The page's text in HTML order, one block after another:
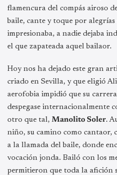
flamencura del compás airoso
baile, cante y toque por
impresionaba, a nadie dejaba
el que zapateada aquel bailaor.
Hoy nos ha dejado este gran
criado en Sevilla, y que eligió
aerofobia impidió que su
despegase internacionalmente
otro que tal, Manolito Soler.
niño, su camino como cantaor,
a la llamada del baile, donde
vocación jonda. Bailó con los
permitieron que toda la afición